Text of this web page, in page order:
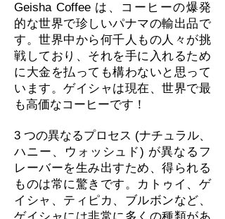
Geisha Coffee は、コーヒーの爆発
的な世界で珍しいパナマの輸出品で
す。世界中から何千人もの人々が挑
戦しており、それを手に入れるため
に大金を払っても構わないと思って
います。ゲイシャは現在、世界で最
も高価なコーヒーです！
3 つの異なるプロセス (ナチュラル、
ハニー、ウォッシュド) が異なるフ
レーバーを生み出すため、得られる
ものは常に驚きです。カトゥイ、ゲ
イシャ、ティピカ、ブルボンなど、